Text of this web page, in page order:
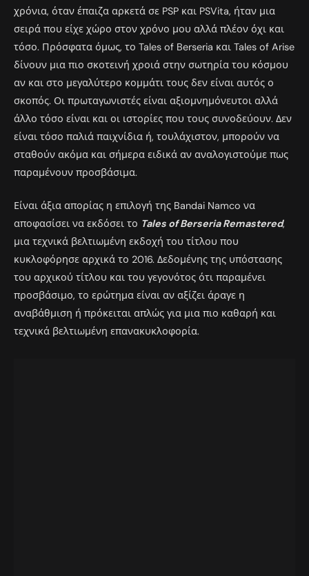
χρόνια, όταν έπαιζα αρκετά σε PSP και PSVita, ήταν μια
σειρά που είχε χώρο στον χρόνο μου αλλά πλέον όχι και
τόσο. Πρόσφατα όμως, το Tales of Berseria και Tales of Arise
δίνουν μια πιο σκοτεινή χροιά στην σωτηρία του κόσμου
αν και στο μεγαλύτερο κομμάτι τους δεν είναι αυτός ο
σκοπός. Οι πρωταγωνιστές είναι αξιομνημόνευτοι αλλά
άλλο τόσο είναι και οι ιστορίες που τους συνοδεύουν. Δεν
είναι τόσο παλιά παιχνίδια ή, τουλάχιστον, μπορούν να
σταθούν ακόμα και σήμερα ειδικά αν αναλογιστούμε πως
παραμένουν προσβάσιμα.
Είναι άξια απορίας η επιλογή της Bandai Namco να
αποφασίσει να εκδόσει το Tales of Berseria Remastered,
μια τεχνικά βελτιωμένη εκδοχή του τίτλου που
κυκλοφόρησε αρχικά το 2016. Δεδομένης της υπόστασης
του αρχικού τίτλου και του γεγονότος ότι παραμένει
προσβάσιμο, το ερώτημα είναι αν αξίζει άραγε η
αναβάθμιση ή πρόκειται απλώς για μια πιο καθαρή και
τεχνικά βελτιωμένη επανακυκλοφορία.